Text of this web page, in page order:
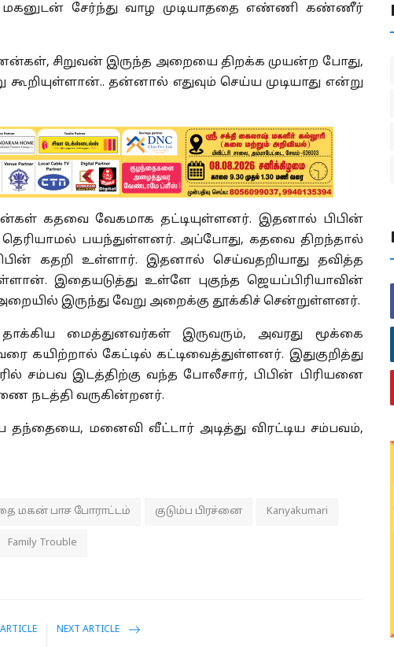
மகனுடன் சேர்ந்து வாழ முடியாததை எண்ணி கண்ணீர்
சிறுவன் இருந்த அறையை திறக்க முயன்ற போது,
தன்னால் எதுவும் செய்ய முடியாது என்று
கதவை வேகமாக தட்டியுள்ளனர். இதனால் பிபின்
தெரியாமல் பயந்துள்ளனர். அப்போது, கதவை திறந்தால்
கதறி உள்ளார். இதனால் செய்வதறியாது தவித்த
இதையடுத்து உள்ளே புகுந்த ஜெயப்பிரியாவின்
இருந்து வேறு அறைக்கு தூக்கிச் சென்றுள்ளனர்.
மைத்துனவர்கள் இருவரும், அவரது மூக்கை
கயிற்றால் கேட்டில் கட்டிவைத்துள்ளனர். இதுகுறித்து
சம்பவ இடத்திற்கு வந்த போலீசார், பிபின் பிரியனை
நடத்தி வருகின்றனர்.
மனைவி வீட்டார் அடித்து விரட்டிய சம்பவம்,
மகன் பாச போராட்டம் குடும்ப பிரச்னை Kanyakumari
Family Trouble
NEXT ARTICLE